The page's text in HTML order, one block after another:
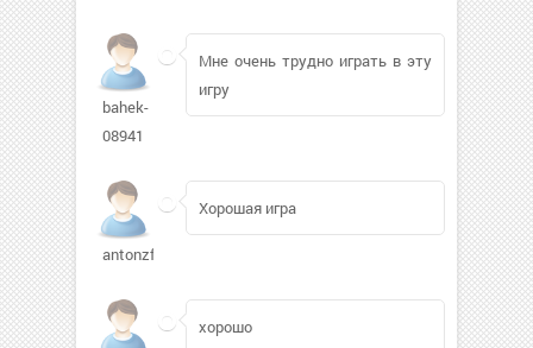
bahek-
08941
Мне очень трудно играть в эту
игру
antonzf33
Хорошая игра
хорошо